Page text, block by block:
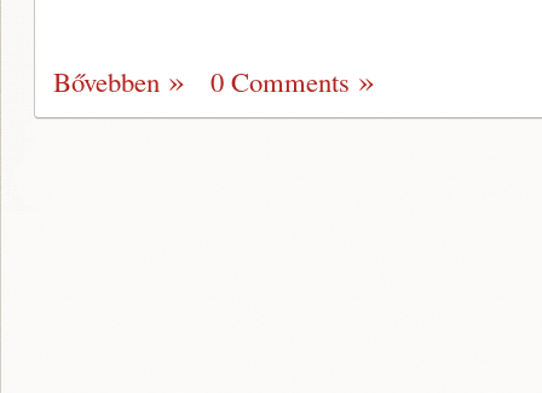
Bővebben 0 Comments